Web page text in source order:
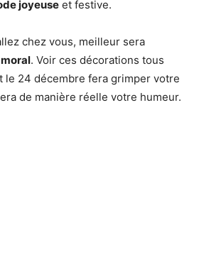
joyeuse et festive.
chez vous, meilleur sera
. Voir ces décorations tous
le 24 décembre fera grimper votre
de manière réelle votre humeur.